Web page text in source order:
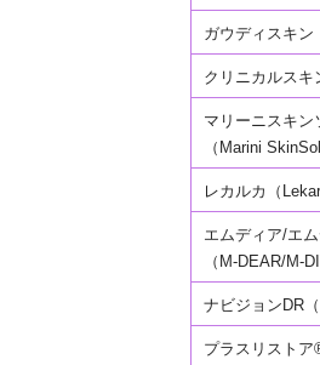
ガウディスキン
クリニカルスキ
マリーニスキン
（Marini
レカルカ（
エムディア/エ
（M-DEAR/M-
ナビジョンDR
プラスリストア